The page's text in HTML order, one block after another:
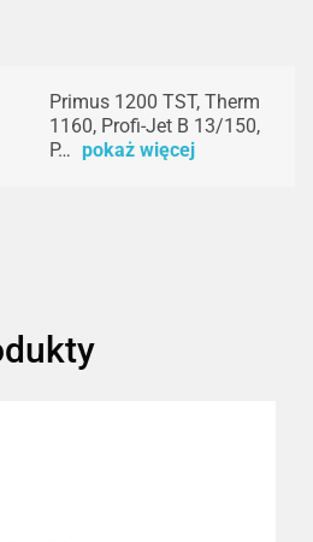
Primus 1200 TST, Therm
1160, Profi-Jet B 13/150,
P… pokaż więcej